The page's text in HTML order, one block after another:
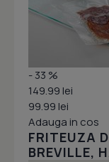
- 33 %
149.99 lei
99.99 lei
Adauga in cos
FRITEUZA
BREVILLE,